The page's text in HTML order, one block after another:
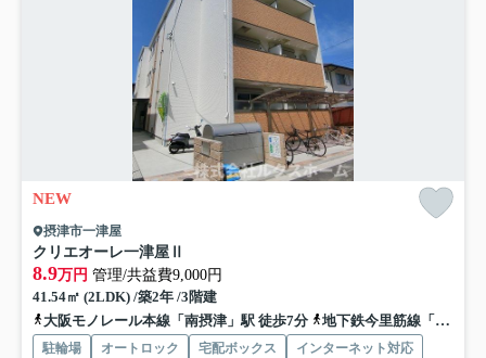
NEW
摂津市一津屋
クリエオーレ一津屋Ⅱ
8.9万円 管理/共益費9,000円
41.54㎡ (2LDK) /築2年 /3階建
大阪モノレール本線「南摂津」駅 徒歩7分
地下鉄今里筋線「井高野」駅 バス2分 阪急バス「ダイキン工業前」 停歩2分
駐輪場 オートロック 宅配ボックス
インターネット対応